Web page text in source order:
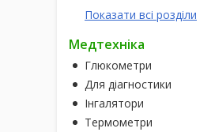
Показати всі розділи
Медтехніка
Глюкометри
Для діагностики
Інгалятори
Термометри